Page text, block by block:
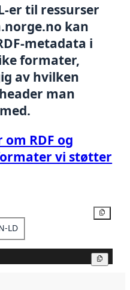
er til ressurser
kan
metadata i
formater,
av hvilken
man
om RDF og
vi støtter
LD